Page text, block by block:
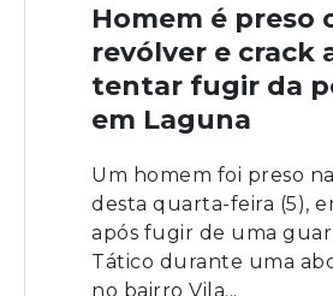
Homem é preso
revólver e crack
tentar fugir da
em Laguna
Um homem foi preso
desta quarta-feira (5),
após fugir de uma
Tático durante uma
no bairro Vila...